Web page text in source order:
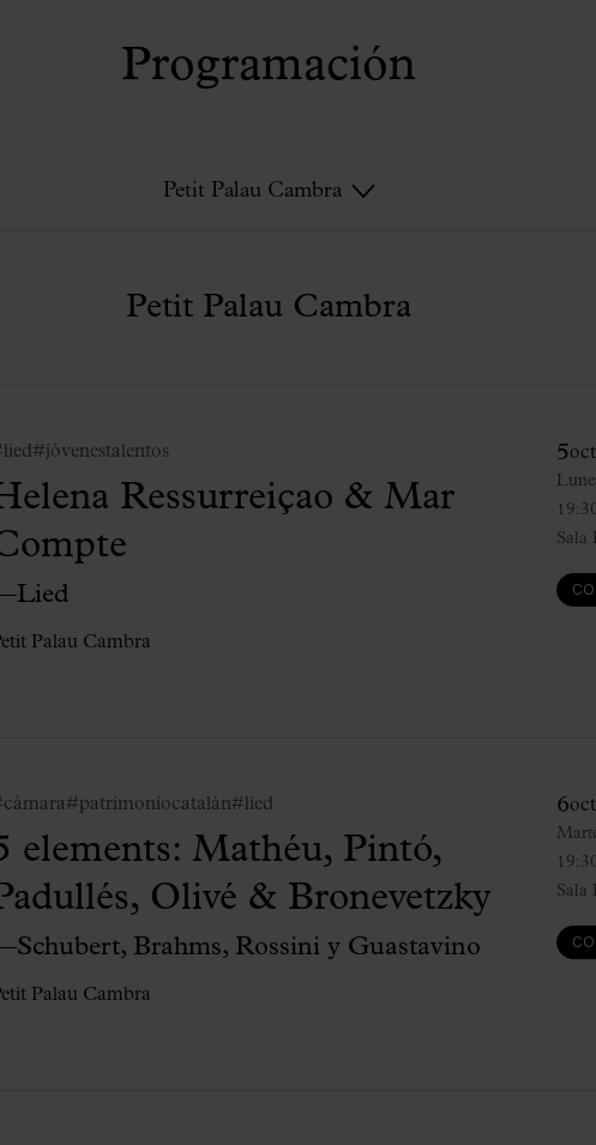
Programación
Petit Palau Cambra
Petit Palau Cambra
#jóvenestalentos
Ressurreiçao & Mar
Palau Cambra
5
Sala
#patrimoniocatalán#lied
elements: Mathéu, Pintó,
Olivé & Bronevetzky
Brahms, Rossini y Guastavino
Palau Cambra
6
Sala